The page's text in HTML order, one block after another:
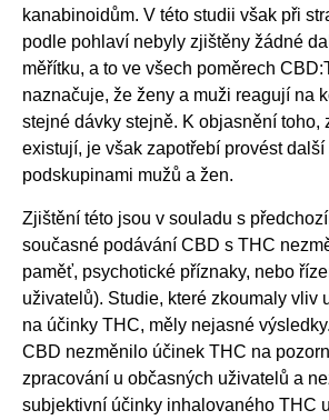
kanabinoidům. V této studii však při
podle pohlaví nebyly zjištěny žádné
měřítku, a to ve všech poměrech
naznačuje, že ženy a muži reagují na
stejné dávky stejně. K objasnění toho,
existují, je však zapotřebí provést další
podskupinami mužů a žen.
Zjištění této jsou v souladu s
současné podávání CBD s THC
paměť, psychotické příznaky, nebo
uživatelů). Studie, které zkoumaly vliv
na účinky THC, měly nejasné
CBD nezměnilo účinek THC na
zpracování u občasných uživatelů a
subjektivní účinky inhalovaného THC